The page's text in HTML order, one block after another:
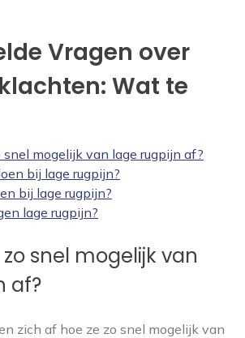
Vragen over
Wat te
snel mogelijk van lage rugpijn af?
bij lage rugpijn?
bij lage rugpijn?
lage rugpijn?
snel mogelijk van
af?
zich af hoe ze zo snel mogelijk van